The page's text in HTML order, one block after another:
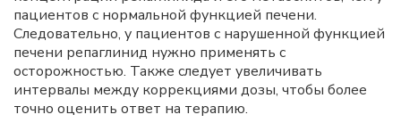
пациентов с нормальной функцией печени.
Следовательно, у пациентов с нарушенной функцией
печени репаглинид нужно применять с
осторожностью. Также следует увеличивать
интервалы между коррекциями дозы, чтобы более
точно оценить ответ на терапию.